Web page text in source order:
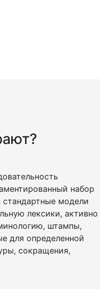
набор
модели
лексики, активно
штампы,
для определенной
сокращения,